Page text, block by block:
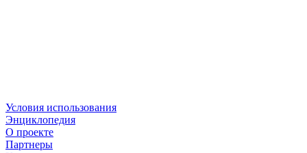
Условия использования
Энциклопедия
О проекте
Партнеры